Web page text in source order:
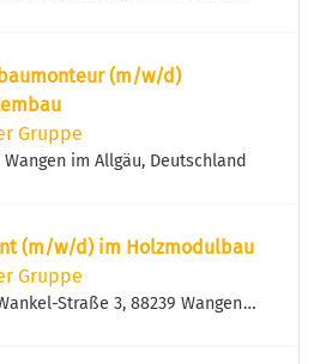
(m/w/d)
Gruppe
Wangen im Allgäu, Deutschland
(m/w/d) im Holzmodulbau
Gruppe
Straße 3, 88239 Wangen